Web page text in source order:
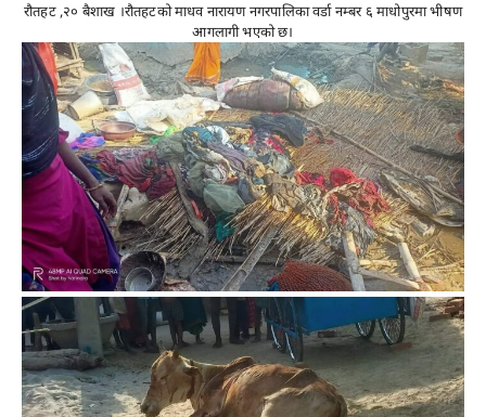
रौतहट ,२० बैशाख ।रौतहटको माधव नारायण नगरपालिका वर्डा नम्बर ६ माधोपुरमा भीषण
आगलागी भएको छ।